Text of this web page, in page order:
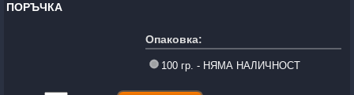
ПОРЪЧКА
Опаковка:
100 гр. - НЯМА НАЛИЧНОСТ